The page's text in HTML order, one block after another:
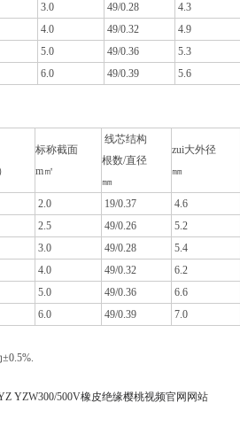
3.0 49/0.28 4.3
4.0 49/0.32 4.9
5.0 49/0.36 5.3
6.0 49/0.39 5.6
标称截面
m㎡
线芯结构
根数/直径
㎜
zui大外径
㎜
2.0 19/0.37 4.6
2.5 49/0.26 5.2
3.0 49/0.28 5.4
4.0 49/0.32 6.2
5.0 49/0.36 6.6
6.0 49/0.39 7.0
YZW300/500V橡皮绝缘樱桃视频官网网站